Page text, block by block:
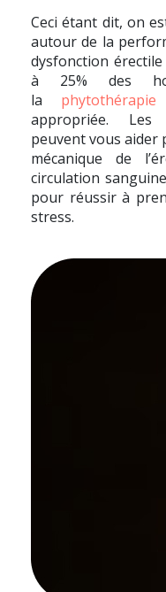
Ceci étant dit, on
autour de la
dysfonction
à 25% des
la phytothérapie
appropriée. Les
peuvent vous aider
mécanique de
circulation
pour réussir à
stress.